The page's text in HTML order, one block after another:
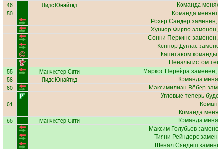
46 Лидс Юнайтед Команда
50
Команда
Рохер Сандерзаменен,
Хуниор Фирпо
Сонни Перкинс
Коннор Дуглас
Капитаном
Пенальтистом
55 Манчестер Сити Маркос Перейразаменен,
58 Лидс Юнайтед Команда
60 Максимилиан Вёбер
Угловые теперь
61
Команда
65 Манчестер Сити
Команда
Максим Голубьев
Тияни Рейндерс
Шенал Сандеш